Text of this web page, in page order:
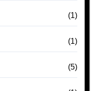
(1)
(1)
(5)